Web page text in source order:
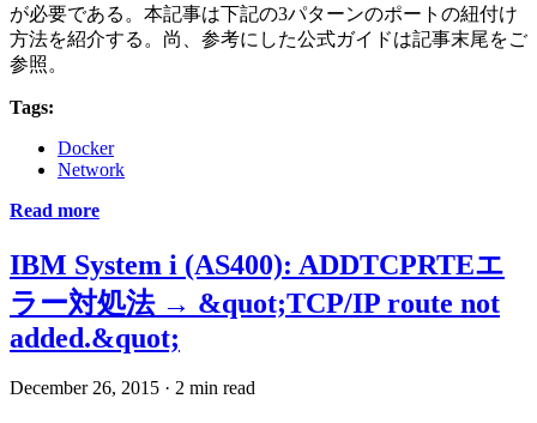
が必要である。本記事は下記の3パターンのポートの紐付け
方法を紹介する。尚、参考にした公式ガイドは記事末尾をご
参照。
Tags:
Docker
Network
Read more
IBM System i (AS400): ADDTCPRTEエ
ラー対処法 → &quot;TCP/IP route not
added.&quot;
December 26, 2015 · 2 min read